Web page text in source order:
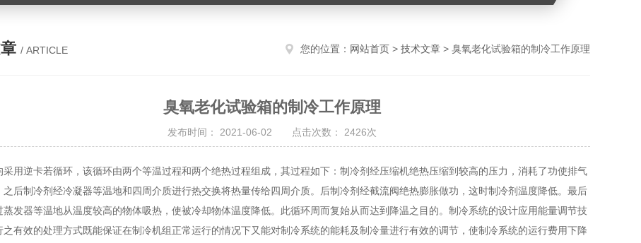
/ ARTICLE 您的位置： 网站首页 > 技术文章 > 臭氧老化试验箱的制冷工作原理
臭氧老化试验箱的制冷工作原理
发布时间： 2021-06-02 点击次数： 2426次
采用逆卡若循环，该循环由两个等温过程和两个绝热过程组成，其过程如下：制冷剂经压缩机绝热压缩到较高的压力，消耗了功使排气
之后制冷剂经冷凝器等温地和四周介质进行热交换将热量传给四周介质。后制冷剂经截流阀绝热膨胀做功，这时制冷剂温度降低。最后
蒸发器等温地从温度较高的物体吸热，使被冷却物体温度降低。此循环周而复始从而达到降温之目的。制冷系统的设计应用能量调节技
之有效的处理方式既能保证在制冷机组正常运行的情况下又能对制冷系统的能耗及制冷量进行有效的调节，使制冷系统的运行费用下降